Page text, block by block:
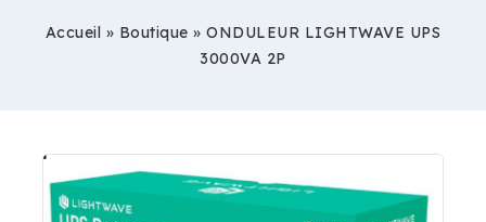
Accueil » Boutique »ONDULEUR LIGHTWAVE UPS
3000VA 2P